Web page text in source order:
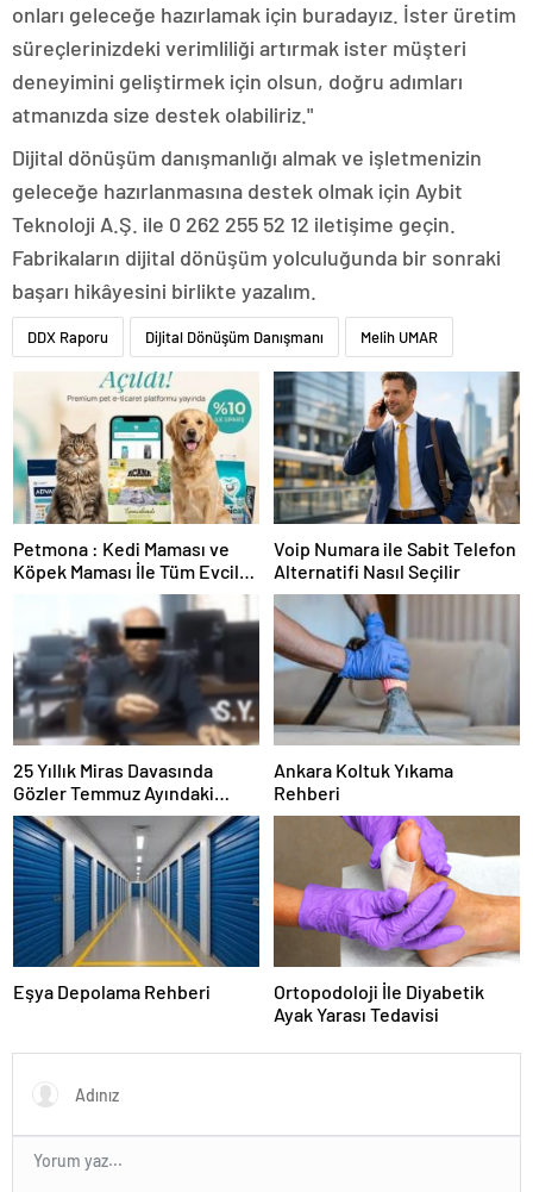
onları geleceğe hazırlamak için buradayız. İster üretim
süreçlerinizdeki verimliliği artırmak ister müşteri
deneyimini geliştirmek için olsun, doğru adımları
atmanızda size destek olabiliriz."
Dijital dönüşüm danışmanlığı almak ve işletmenizin
geleceğe hazırlanmasına destek olmak için Aybit
Teknoloji A.Ş. ile 0 262 255 52 12 iletişime geçin.
Fabrikaların dijital dönüşüm yolculuğunda bir sonraki
başarı hikâyesini birlikte yazalım.
DDX Raporu Dijital Dönüşüm Danışmanı Melih UMAR
Petmona : Kedi Maması ve
Köpek Maması İle Tüm Evcil
Voip Numara ile Sabit Telefon
Alternatifi Nasıl Seçilir
25 Yıllık Miras Davasında
Gözler Temmuz Ayındaki
Karar Duruşmasına Çevrildi
Ankara Koltuk Yıkama
Rehberi
Eşya Depolama Rehberi
Ortopodoloji İle Diyabetik
Ayak Yarası Tedavisi